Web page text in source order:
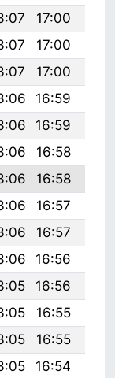
17:00
17:00
17:00
16:59
16:59
16:58
16:58
16:57
16:57
16:56
16:56
16:55
16:55
16:54